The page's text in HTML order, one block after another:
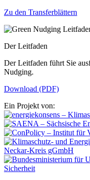
Zu den Transferblättern
Der Leitfaden
Der Leitfaden führt Sie
Nudging.
Download (PDF)
Ein Projekt von: